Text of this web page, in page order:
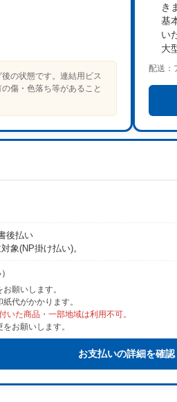
の状態です。連結用ビス
傷・色落ち等があること
き
基
い
大
配送：
後払い
象(NP掛け払い)。
願いします。
代がかかります。
いた商品・一部地域は利用不可。
お願いします。
お支払いの詳細を確認